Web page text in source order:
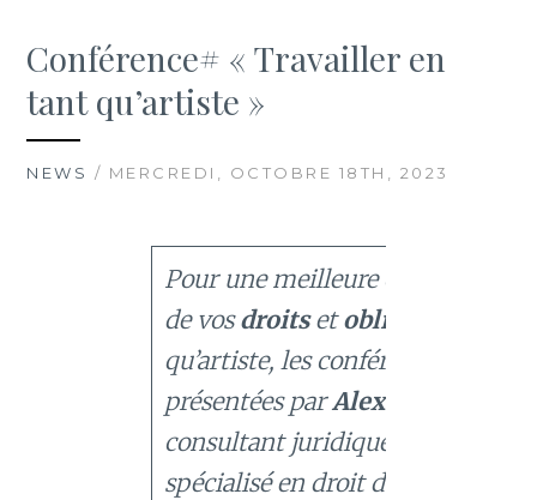
Conférence# « Travailler en
tant qu’artiste »
NEWS / MERCREDI, OCTOBRE 18TH, 2023
Pour une meilleure
de vosdroitsetobligations
qu’artiste, les conférences sont
présentées parAlexandre
consultant juridique et avocat
spécialisé en droit de l’art.Les